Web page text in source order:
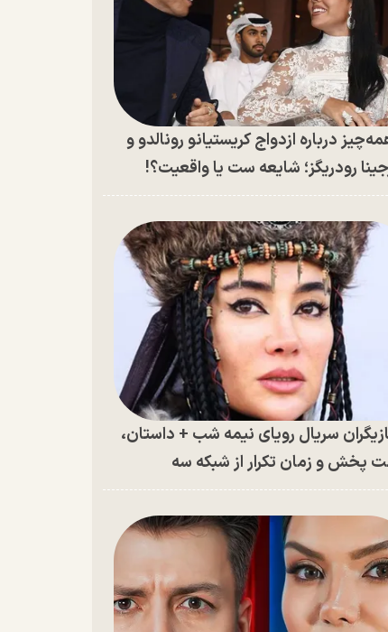
درباره ازدواج کریستیانو رونالدو و
رودریگز؛ شایعه ست یا واقعیت؟!
سریال رویای نیمه شب + داستان،
پخش و زمان تکرار از شبکه سه